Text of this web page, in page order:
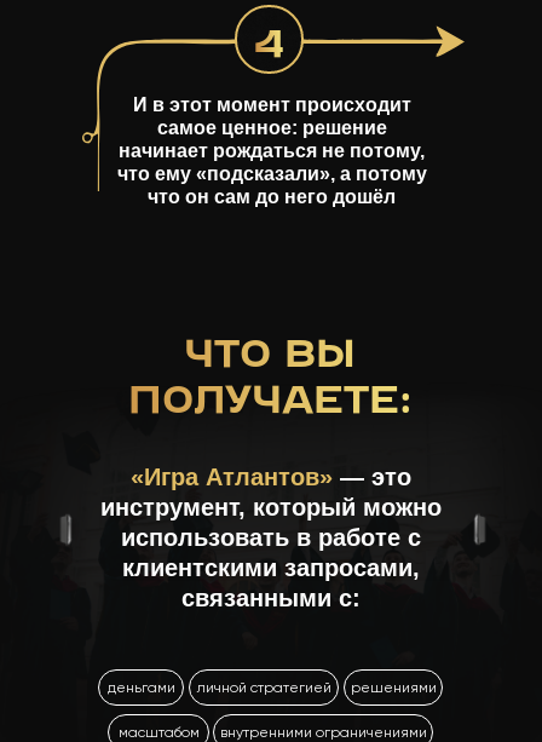
И в этот момент происходит
самое ценное: решение
начинает рождаться не потому,
что ему «подсказали», а потому
что он сам до него дошёл
4
«Игра Атлантов» — это
инструмент, который можно
использовать в работе с
клиентскими запросами,
связанными с:
ЧТО ВЫ
ПОЛУЧАЕТЕ:
внутренними ограничениями
масштабом
деньгами решениями
личной стратегией